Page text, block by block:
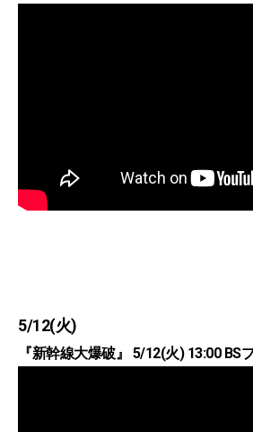
5/12(火)
『新幹線大爆破』 5/12(火) 13:00 BS